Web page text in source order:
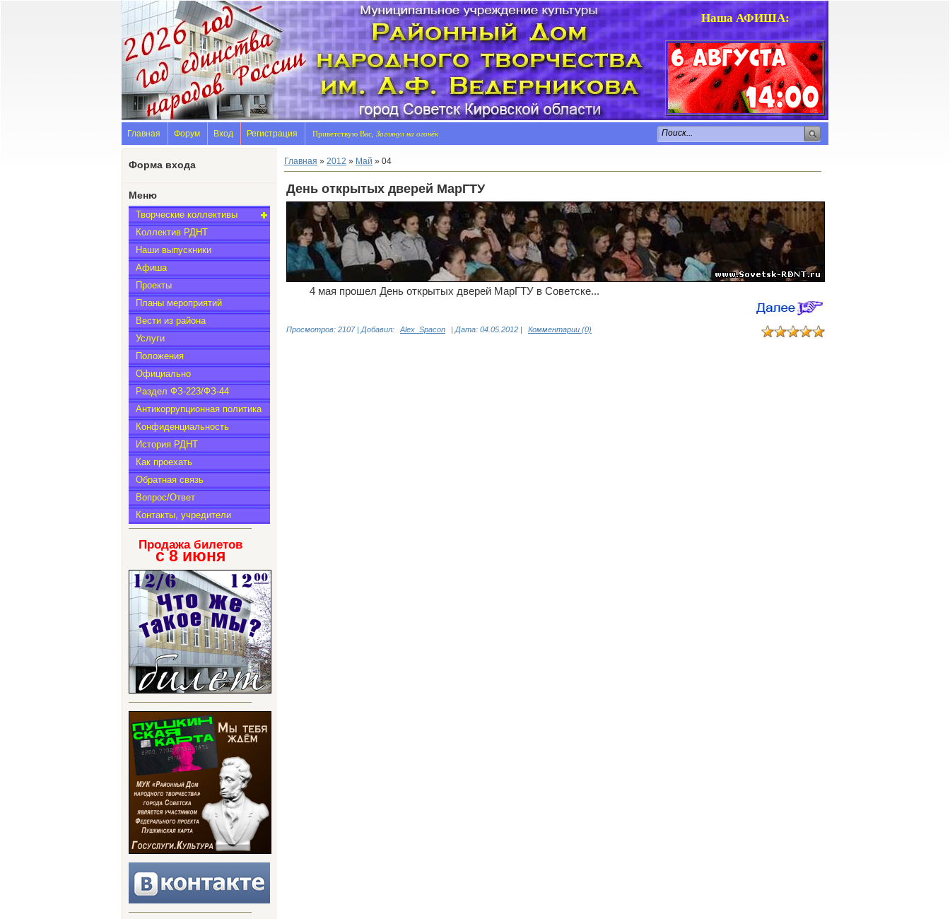
Наша АФИША:
Главная Форум Вход Регистрация Приветствую Вас, Заглянул на огонёк
Форма входа
Меню
Творческие коллективы
Коллектив РДНТ
Наши выпускники
Афиша
Проекты
Планы мероприятий
Вести из района
Услуги
Положения
Официально
Раздел ФЗ-223/ФЗ-44
Антикоррупционная политика
Конфиденциальность
История РДНТ
Как проехать
Обратная связь
Вопрос/Ответ
Контакты, учредители
Продажа билетов
с 8 июня
Главная » 2012 » Май » 04
День открытых дверей МарГТУ
4 мая прошел День открытых дверей МарГТУ в Советске...
Просмотров: 2107 | Добавил: Alex_Spacon | Дата: 04.05.2012 | Комментарии (0)